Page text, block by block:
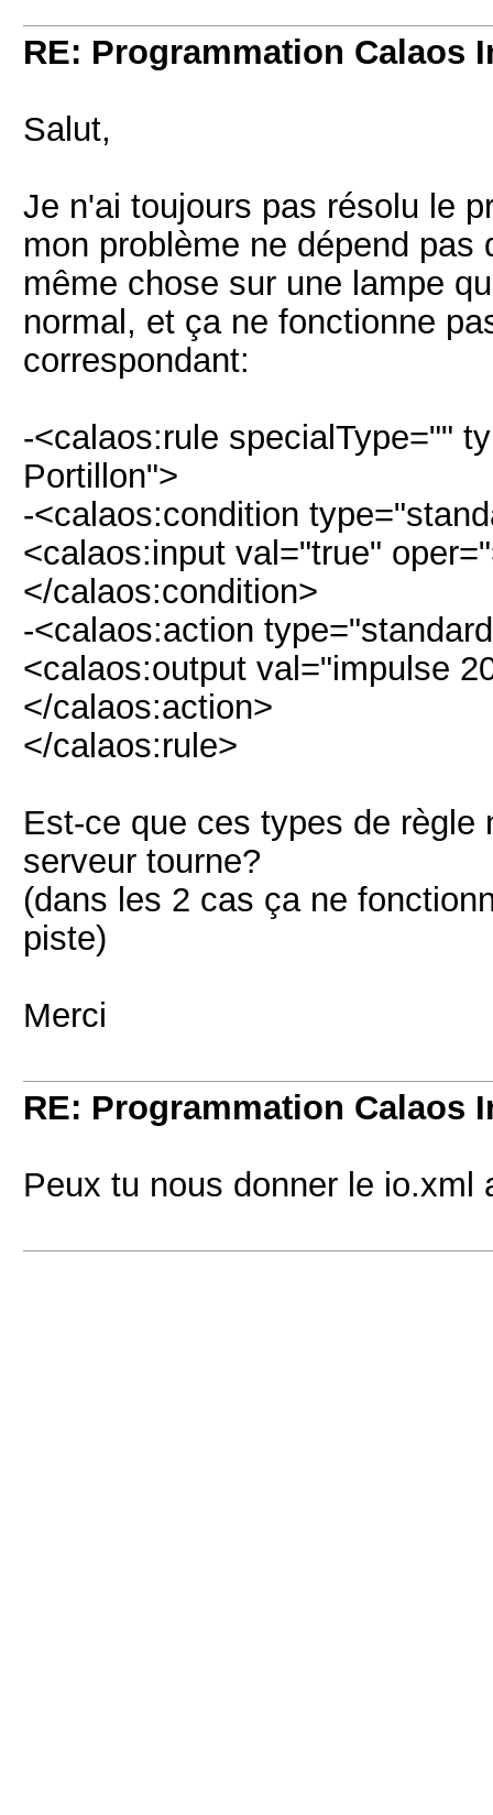
RE: Programmation Calaos
Salut,
Je n'ai toujours pas résolu le
mon problème ne dépend
même chose sur une lampe
normal, et ça ne fonctionne
correspondant:
-<calaos:rule specialType=""
Portillon">
-<calaos:condition
<calaos:input val="true"
</calaos:condition>
-<calaos:action
<calaos:output val="impulse
</calaos:action>
</calaos:rule>
Est-ce que ces types de règle
serveur tourne?
(dans les 2 cas ça ne
piste)
Merci
RE: Programmation Calaos
Peux tu nous donner le io.xml